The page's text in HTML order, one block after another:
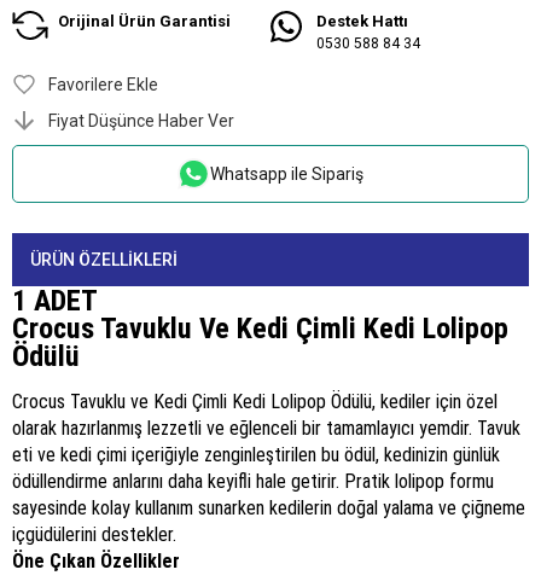
Orijinal Ürün Garantisi Destek Hattı
0530 588 84 34
Favorilere Ekle
Fiyat Düşünce Haber Ver
Whatsapp ile Sipariş
ÜRÜN ÖZELLIKLERI
1 ADET
Crocus Tavuklu Ve Kedi Çimli Kedi Lolipop
Ödülü
Crocus Tavuklu ve Kedi Çimli Kedi Lolipop Ödülü, kediler için özel
olarak hazırlanmış lezzetli ve eğlenceli bir tamamlayıcı yemdir. Tavuk
eti ve kedi çimi içeriğiyle zenginleştirilen bu ödül, kedinizin günlük
ödüllendirme anlarını daha keyifli hale getirir. Pratik lolipop formu
sayesinde kolay kullanım sunarken kedilerin doğal yalama ve çiğneme
içgüdülerini destekler.
Öne Çıkan Özellikler